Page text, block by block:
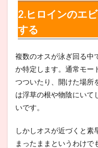
2.ヒロインのエ
する
複数のオスが泳ぎ回る中
か特定します。通常モー
つついたり、開けた場所
は浮草の根や物陰にいて
いです。
しかしオスが近づくと素
まったままというわけで